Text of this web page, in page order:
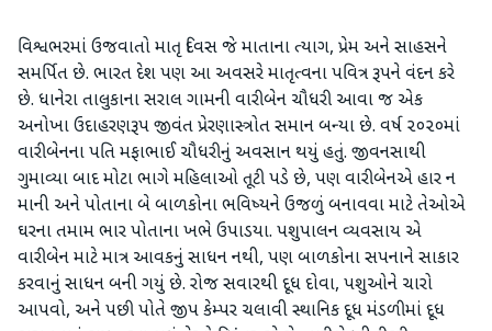
વિશ્વભરમાં ઉજવાતો માતૃ દિવસ જે માતાના ત્યાગ, પ્રેમ અને સાહસને
સમર્પિત છે. ભારત દેશ પણ આ અવસરે માતૃત્વના પવિત્ર રૂપને વંદન કરે
છે. ધાનેરા તાલુકાના સરાલ ગામની વારીબેન ચૌધરી આવા જ એક
અનોખા ઉદાહરણરૂપ જીવંત પ્રેરણાસ્ત્રોત સમાન બન્યા છે. વર્ષ ૨૦૨૦માં
વારીબેનના પતિ મફાભાઈ ચૌધરીનું અવસાન થયું હતું. જીવનસાથી
ગુમાવ્યા બાદ મોટા ભાગે મહિલાઓ તૂટી પડે છે, પણ વારીબેનએ હાર ન
માની અને પોતાના બે બાળકોના ભવિષ્યને ઉજળું બનાવવા માટે તેઓએ
ઘરના તમામ ભાર પોતાના ખભે ઉપાડયા. પશુપાલન વ્યવસાય એ
વારીબેન માટે માત્ર આવકનું સાધન નથી, પણ બાળકોના સપનાને સાકાર
કરવાનું સાધન બની ગયું છે. રોજ સવારથી દૂધ દોવા, પશુઓને ચારો
આપવો, અને પછી પોતે જીપ કેમ્પર ચલાવી સ્થાનિક દૂધ મંડળીમાં દૂધ